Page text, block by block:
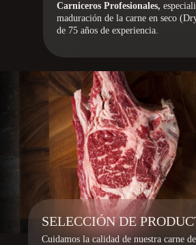
Carniceros Profesionales,
maduración de la carne en seco
de 75 años de experiencia.
SELECCIÓN DE
Cuidamos la calidad de nuestra carne